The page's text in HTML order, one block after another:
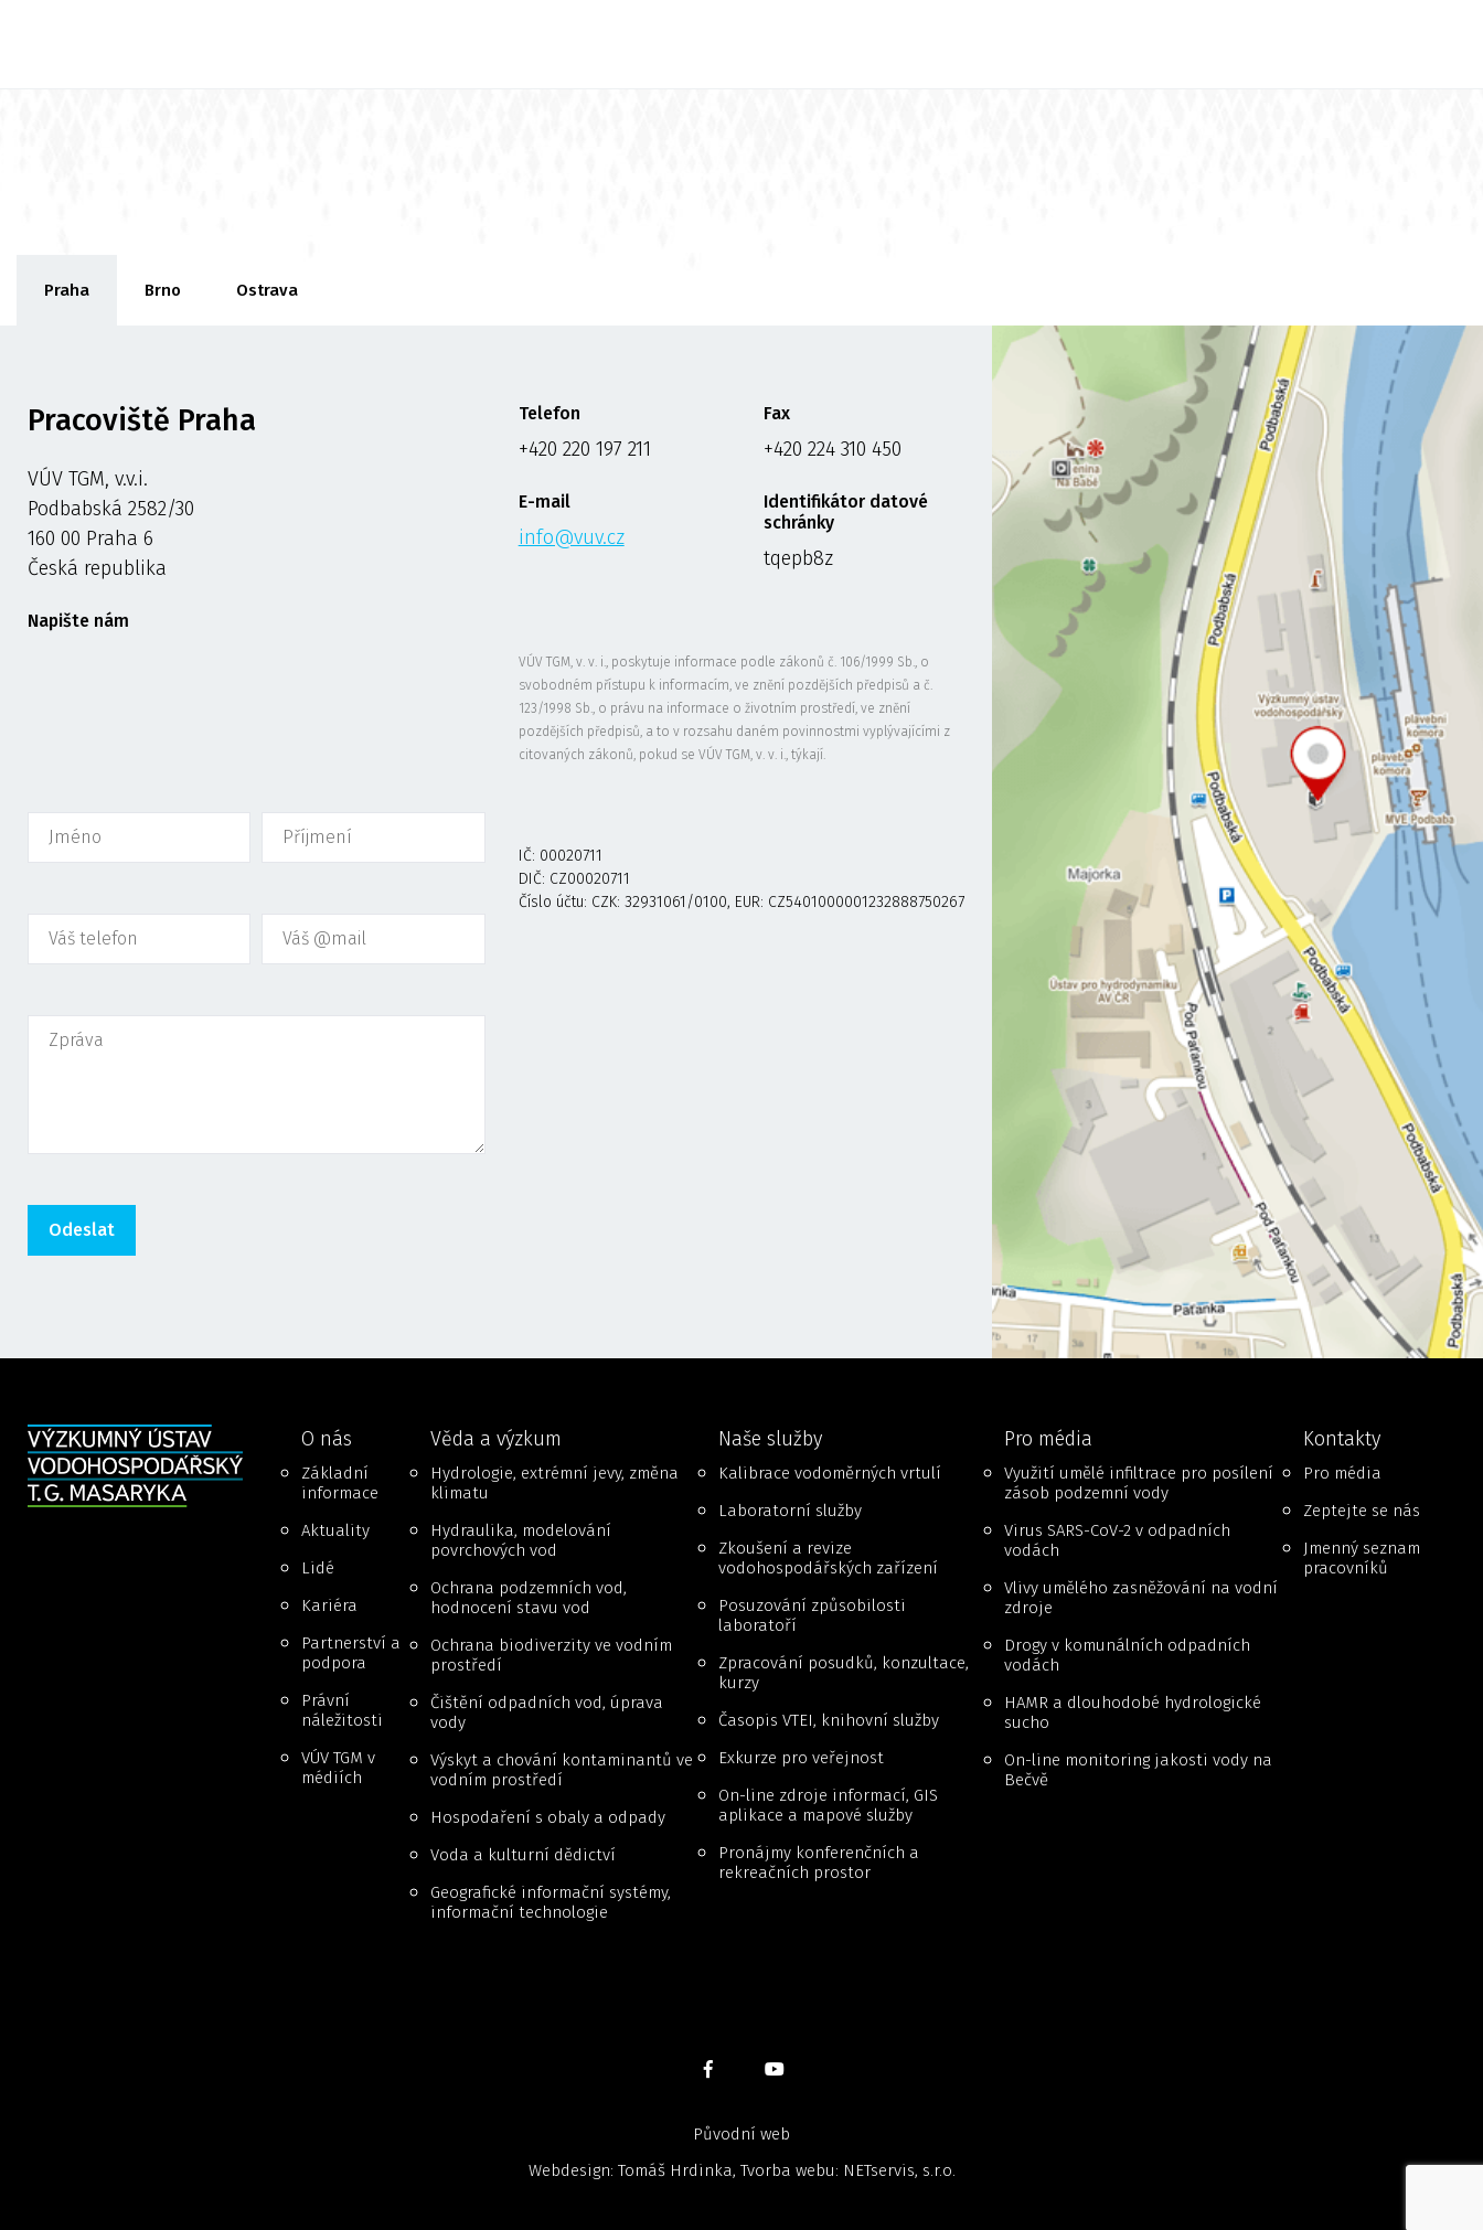
Praha Brno Ostrava
Pracoviště Praha
VÚV TGM, v.v.i.
Podbabská 2582/30
160 00 Praha 6
Česká republika
Napište nám
Telefon
+420 220 197 211
E-mail
info@vuv.cz
Fax
+420 224 310 450
Identifikátor datové
schránky
tqepb8z
VÚV TGM, v. v. i., poskytuje informace podle zákonů č. 106/1999 Sb., o
svobodném přístupu k informacím, ve znění pozdějších předpisů a č.
123/1998 Sb., o právu na informace o životním prostředí, ve znění
pozdějších předpisů, a to v rozsahu daném povinnostmi vyplývajícími z
citovaných zákonů, pokud se VÚV TGM, v. v. i., týkají.
IČ: 00020711
DIČ: CZ00020711
Číslo účtu: CZK: 32931061/0100, EUR: CZ5401000001232888750267
O nás
Základní
informace
Aktuality
Lidé
Kariéra
Partnerství a
podpora
Právní
náležitosti
VÚV TGM v
médiích
Věda a výzkum
Hydrologie, extrémní jevy, změna
klimatu
Hydraulika, modelování
povrchových vod
Ochrana podzemních vod,
hodnocení stavu vod
Ochrana biodiverzity ve vodním
prostředí
Čištění odpadních vod, úprava
vody
Výskyt a chování kontaminantů ve
vodním prostředí
Hospodaření s obaly a odpady
Voda a kulturní dědictví
Geografické informační systémy,
informační technologie
Naše služby
Kalibrace vodoměrných vrtulí
Laboratorní služby
Zkoušení a revize
vodohospodářských zařízení
Posuzování způsobilosti
laboratoří
Zpracování posudků, konzultace,
kurzy
Časopis VTEI, knihovní služby
Exkurze pro veřejnost
On-line zdroje informací, GIS
aplikace a mapové služby
Pronájmy konferenčních a
rekreačních prostor
Pro média
Využití umělé infiltrace pro posílení
zásob podzemní vody
Virus SARS-CoV-2 v odpadních
vodách
Vlivy umělého zasněžování na vodní
zdroje
Drogy v komunálních odpadních
vodách
HAMR a dlouhodobé hydrologické
sucho
On-line monitoring jakosti vody na
Bečvě
Kontakty
Pro média
Zeptejte se nás
Jmenný seznam
pracovníků
Původní web
Webdesign: Tomáš Hrdinka, Tvorba webu: NETservis, s.r.o.